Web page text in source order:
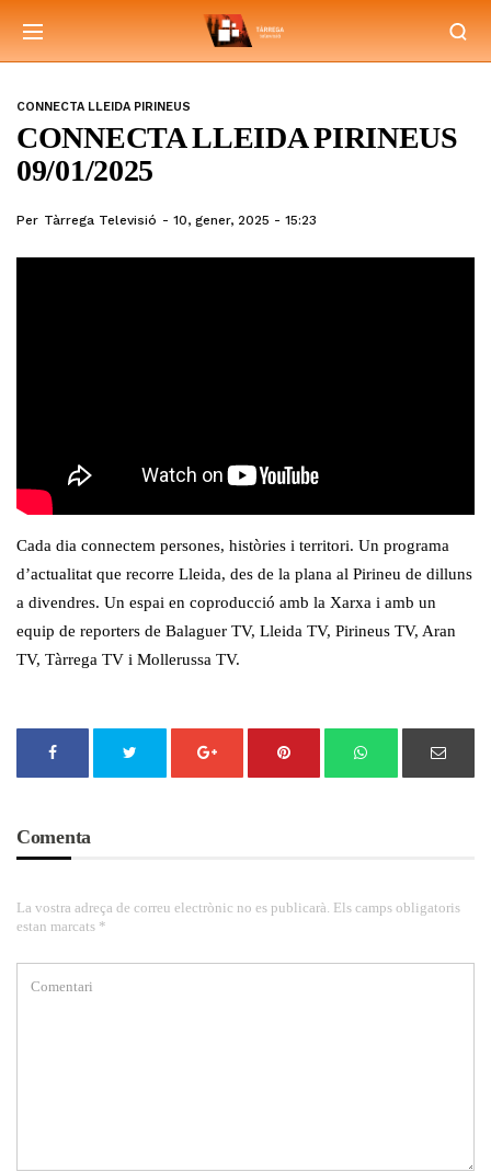
CONNECTA LLEIDA PIRINEUS
CONNECTA LLEIDA PIRINEUS
09/01/2025
Per Tàrrega Televisió 10, gener, 2025 - 15:23
Cada dia connectem persones, històries i territori. Un programa
d’actualitat que recorre Lleida, des de la plana al Pirineu de dilluns
a divendres. Un espai en coproducció amb la Xarxa i amb un
equip de reporters de Balaguer TV, Lleida TV, Pirineus TV, Aran
TV, Tàrrega TV i Mollerussa TV.
Comenta
La vostra adreça de correu electrònic no es publicarà. Els camps obligatoris
estan marcats *